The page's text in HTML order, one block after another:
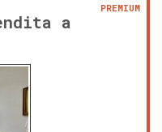
a
PREMIUM